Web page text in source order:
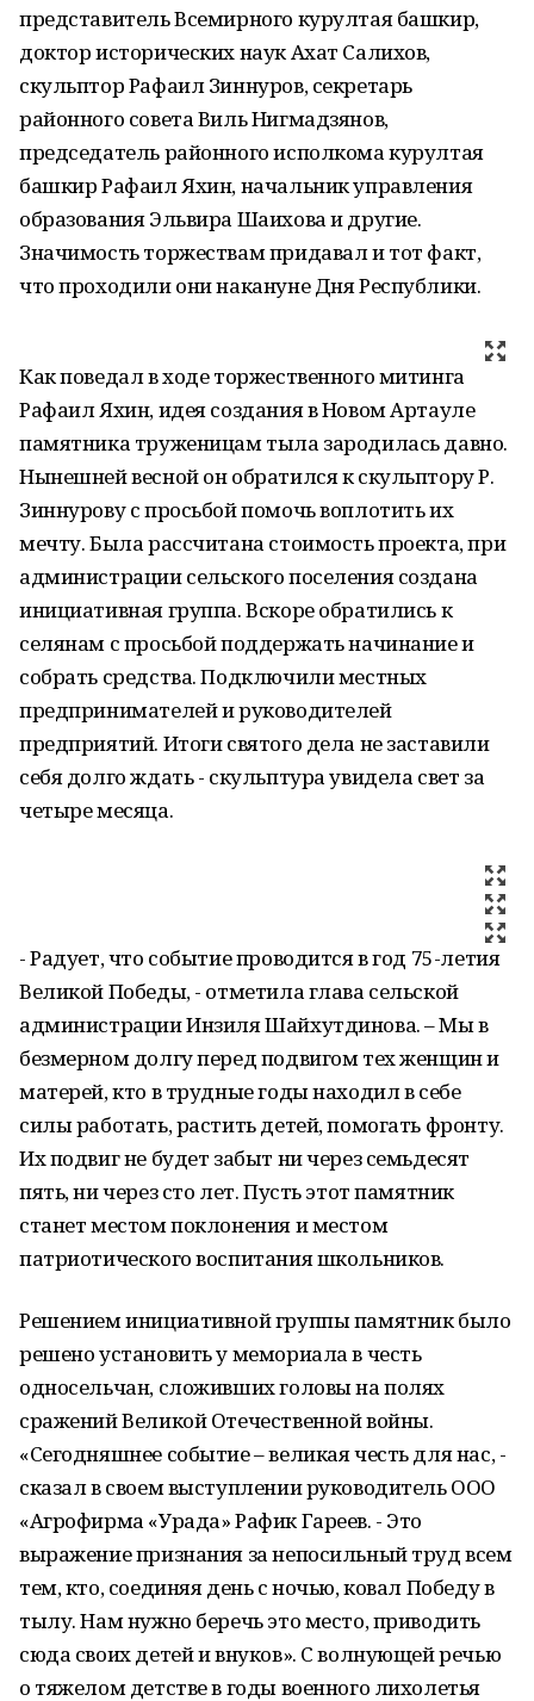
представитель Всемирного курултая башкир,
доктор исторических наук Ахат Салихов,
скульптор Рафаил Зиннуров, секретарь
районного совета Виль Нигмадзянов,
председатель районного исполкома курултая
башкир Рафаил Яхин, начальник управления
образования Эльвира Шаихова и другие.
Значимость торжествам придавал и тот факт,
что проходили они накануне Дня Республики.
Как поведал в ходе торжественного митинга
Рафаил Яхин, идея создания в Новом Артауле
памятника труженицам тыла зародилась давно.
Нынешней весной он обратился к скульптору Р.
Зиннурову с просьбой помочь воплотить их
мечту. Была рассчитана стоимость проекта, при
администрации сельского поселения создана
инициативная группа. Вскоре обратились к
селянам с просьбой поддержать начинание и
собрать средства. Подключили местных
предпринимателей и руководителей
предприятий. Итоги святого дела не заставили
себя долго ждать - скульптура увидела свет за
четыре месяца.
- Радует, что событие проводится в год 75-летия
Великой Победы, - отметила глава сельской
администрации Инзиля Шайхутдинова. – Мы в
безмерном долгу перед подвигом тех женщин и
матерей, кто в трудные годы находил в себе
силы работать, растить детей, помогать фронту.
Их подвиг не будет забыт ни через семьдесят
пять, ни через сто лет. Пусть этот памятник
станет местом поклонения и местом
патриотического воспитания школьников.
Решением инициативной группы памятник было
решено установить у мемориала в честь
односельчан, сложивших головы на полях
сражений Великой Отечественной войны.
«Сегодняшнее событие – великая честь для нас, -
сказал в своем выступлении руководитель ООО
«Агрофирма «Урада» Рафик Гареев. - Это
выражение признания за непосильный труд всем
тем, кто, соединяя день с ночью, ковал Победу в
тылу. Нам нужно беречь это место, приводить
сюда своих детей и внуков». С волнующей речью
о тяжелом детстве в годы военного лихолетья